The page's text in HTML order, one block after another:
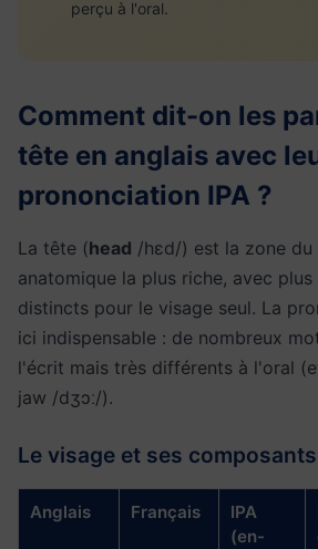
perçu à l'oral.
Comment dit-on les
tête en anglais avec
prononciation IPA ?
La tête (head /hɛd/) est la zone
anatomique la plus riche, avec
distincts pour le visage seul. La
ici indispensable : de nombreux
l'écrit mais très différents à l'oral
jaw /dʒɔː/).
Le visage et ses
Anglais Français
IPA
(en-